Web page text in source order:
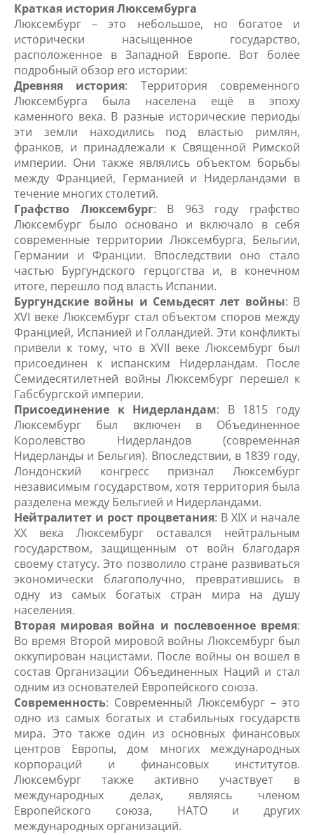
Краткая история Люксембурга
Люксембург – это небольшое, но богатое и
исторически насыщенное государство,
расположенное в Западной Европе. Вот более
подробный обзор его истории:
Древняя история: Территория современного
Люксембурга была населена ещё в эпоху
каменного века. В разные исторические периоды
эти земли находились под властью римлян,
франков, и принадлежали к Священной Римской
империи. Они также являлись объектом борьбы
между Францией, Германией и Нидерландами в
течение многих столетий.
Графство Люксембург: В 963 году графство
Люксембург было основано и включало в себя
современные территории Люксембурга, Бельгии,
Германии и Франции. Впоследствии оно стало
частью Бургундского герцогства и, в конечном
итоге, перешло под власть Испании.
Бургундские войны и Семьдесят лет войны: В
XVI веке Люксембург стал объектом споров между
Францией, Испанией и Голландией. Эти конфликты
привели к тому, что в XVII веке Люксембург был
присоединен к испанским Нидерландам. После
Семидесятилетней войны Люксембург перешел к
Габсбургской империи.
Присоединение к Нидерландам: В 1815 году
Люксембург был включен в Объединенное
Королевство Нидерландов (современная
Нидерланды и Бельгия). Впоследствии, в 1839 году,
Лондонский конгресс признал Люксембург
независимым государством, хотя территория была
разделена между Бельгией и Нидерландами.
Нейтралитет и рост процветания: В XIX и начале
XX века Люксембург оставался нейтральным
государством, защищенным от войн благодаря
своему статусу. Это позволило стране развиваться
экономически благополучно, превратившись в
одну из самых богатых стран мира на душу
населения.
Вторая мировая война и послевоенное время:
Во время Второй мировой войны Люксембург был
оккупирован нацистами. После войны он вошел в
состав Организации Объединенных Наций и стал
одним из основателей Европейского союза.
Современность: Современный Люксембург – это
одно из самых богатых и стабильных государств
мира. Это также один из основных финансовых
центров Европы, дом многих международных
корпораций и финансовых институтов.
Люксембург также активно участвует в
международных делах, являясь членом
Европейского союза, НАТО и других
международных организаций.